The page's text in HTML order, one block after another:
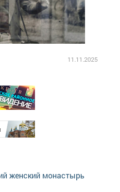
11.11.2025
женский монастырь